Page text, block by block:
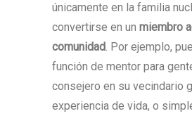
únicamente en la familia
convertirse en un miembro
comunidad. Por ejemplo,
función de mentor para
consejero en su vecindario
experiencia de vida, o